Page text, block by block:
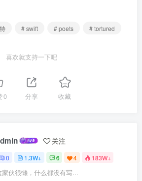
# swift # poets # tortured
喜欢就支持一下吧
0 分享 收藏
关注
0 1.3W+ 6 4 183W+
家伙很懒，什么都没有写...